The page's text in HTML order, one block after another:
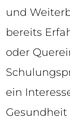
und
bereits
oder
ein